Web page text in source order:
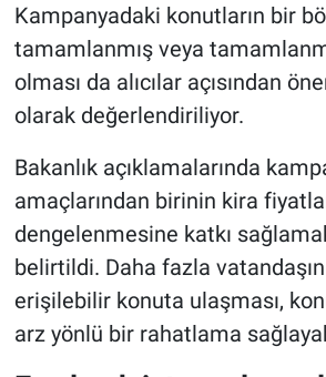
Kampanyadaki konutların bir
tamamlanmış veya
olması da alıcılar açısından
olarak değerlendiriliyor.
Bakanlık açıklamalarında
amaçlarından birinin kira
dengelenmesine katkı
belirtildi. Daha fazla
erişilebilir konuta ulaşması,
arz yönlü bir rahatlama